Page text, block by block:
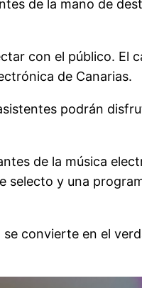
de la mano de
con el público. El
de Canarias.
podrán
de la música
selecto y una
convierte en el